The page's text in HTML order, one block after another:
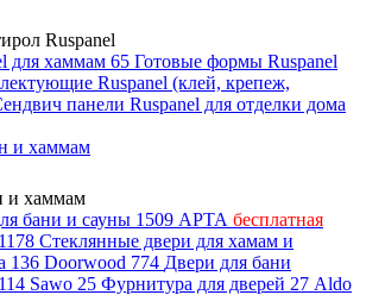
Ruspanel
для хаммам 65 Готовые формы Ruspanel
Ruspanel (клей, крепеж,
панели Ruspanel для отделки дома
и хаммам
и хаммам
бани и сауны 1509 АРТА бесплатная
1178 Стеклянные двери для хамам и
136 Doorwood 774 Двери для бани
114 Sawo 25 Фурнитура для дверей 27 Aldo